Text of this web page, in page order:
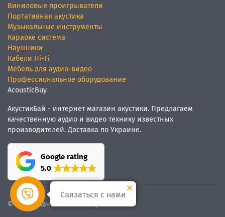
Виниловые проигрыватели
Портативная акустика
Музыкальные инструменты
Караоке система
Наушники
Кабели Hi-Fi
Мебель для аудио-видео
Профессиональное оборудование
AcousticBuy
АкустикБай - интернет магазин акустики. Предлагаем
качественную аудио и видео технику известных
производителей. Доставка по Украине.
Google rating
5.0
© Мы качественный звук
Связаться с нами